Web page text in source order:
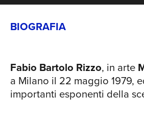
star del rap partenopeo ex
del Co’Sang. Il 2015 è l’anno
collaborazioni con Fabri
Salmo, Achille Lauro, Luché ,
Pequeno, Neffa e Tiziano
lavoro è la conferma
BIOGRAFIA
Fabio Bartolo Rizzo, in arte
a Milano il 22 maggio 1979,
importanti esponenti della